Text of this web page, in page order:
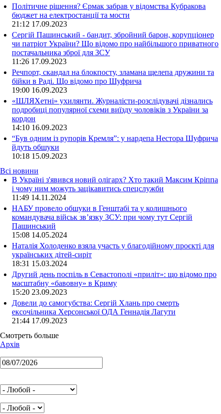
Політичне рішення? Єрмак забрав у відомства Кубракова
бюджет на електростанції та мости
21:12 17.09.2023
Сергій Пашинський - бандит, збройний барон, корупціонер
чи патріот України? Що відомо про найбільшого приватного
постачальника зброї для ЗСУ
11:26 17.09.2023
Речпорт, скандал на блокпосту, зламана щелепа дружини та
бійки в Раді. Що відомо про Шуфрича
19:00 16.09.2023
«ШЛЯХетні» ухилянти. Журналісти-розслідувачі дізнались
подробиці популярної схеми виїзду чоловіків з України за
кордон
14:10 16.09.2023
“Був одним із рупорів Кремля”: у нардепа Нестора Шуфрича
йдуть обшуки
10:18 15.09.2023
Всі новини
В Україні з'явився новий олігарх? Хто такий Максим Кріппа
і чому ним можуть зацікавитись спецслужби
11:49 14.11.2024
НАБУ провело обшуки в Генштабі та у колишнього
командувача військ зв’язку ЗСУ: при чому тут Сергій
Пашинський
15:08 14.05.2024
Наталія Холоденко взяла участь у благодійному проєкті для
українських дітей-сиріт
18:31 15.03.2024
Другий день поспіль в Севастополі «приліт»: що відомо про
масштабну «бавовну» в Криму
15:20 23.09.2023
Довели до самогубства: Сергій Хлань про смерть
ексочільника Херсонської ОДА Геннадія Лагути
21:44 17.09.2023
Смотреть больше
Архів